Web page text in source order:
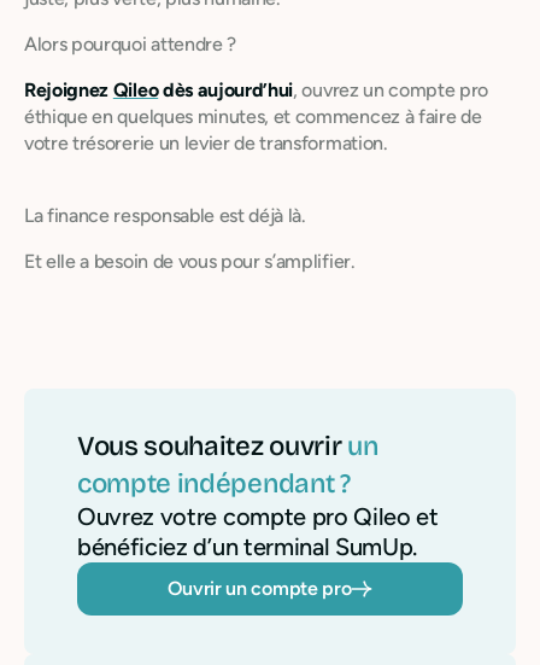
Alors pourquoi attendre ?
Rejoignez Qileodès aujourd’hui, ouvrez un compte pro
éthique en quelques minutes, et commencez à faire de
votre trésorerie un levier de transformation.
La finance responsable est déjà là.
Et elle a besoin de vous pour s’amplifier.
Vous souhaitez ouvrirun
compte indépendant ?
Ouvrez votre compte pro Qileo et
bénéficiez d’un terminal SumUp.
Ouvrir un compte pro